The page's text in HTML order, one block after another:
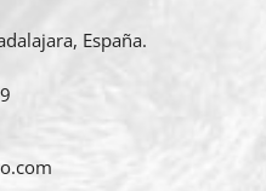
España.